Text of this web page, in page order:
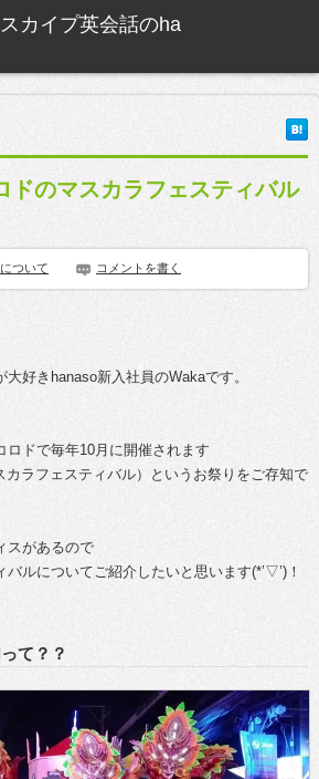
ドのマスカラフェスティバル
ついて コメントを書く
好きhanaso新入社員のWakaです。
ロドで毎年10月に開催されます
ラフェスティバル）というお祭りをご存知で
スがあるので
ルについてご紹介したいと思います(*’▽’)！
て？？